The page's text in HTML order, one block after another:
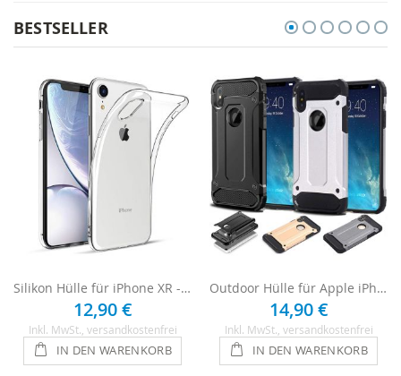
BESTSELLER
Silikon Hülle für iPhone XR - Transparent
12,90 €
Inkl. MwSt. , versandkostenfrei
IN DEN WARENKORB
Outdoor Hülle für Apple iPhone XR
14,90 €
Inkl. MwSt. , versandkostenfrei
IN DEN WARENKORB